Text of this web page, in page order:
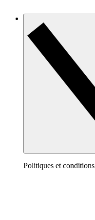
Politiques et conditions